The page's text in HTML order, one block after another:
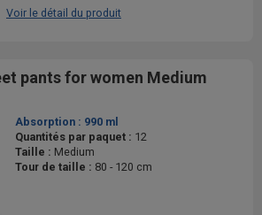
Voir le détail du produit
pants for women Medium
Absorption : 990 ml
Quantités par paquet : 12
Taille : Medium
Tour de taille : 80 - 120 cm